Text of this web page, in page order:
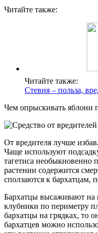
Читайте также:
Читайте также:
Стевия – польза,
Чем опрыскивать яблони
От вредителя лучше
Чаще используют
тагетиса необыкновенно
растении содержится
сползаются к бархатцам,
Бархатцы высаживают на
клубники по периметру
бархатцы на грядках, то
бархатцев можно